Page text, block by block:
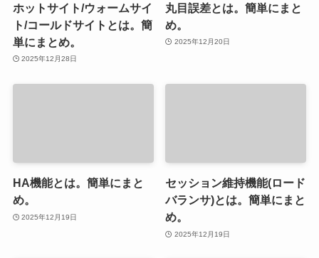
ホットサイト/ウォームサイ
ト/コールドサイトとは。簡
単にまとめ。
2025年12月28日
丸目誤差とは。簡単にまと
め。
2025年12月20日
HA機能とは。簡単にまと
め。
2025年12月19日
セッション維持機能(ロード
バランサ)とは。簡単にまと
め。
2025年12月19日